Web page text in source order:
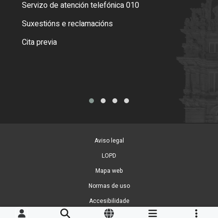
Servizo de atención telefónica 010
Suxestións e reclamacións
Cita previa
Aviso legal
LOPD
Mapa web
Normas de uso
Accesibilidade
Xestión de cookies